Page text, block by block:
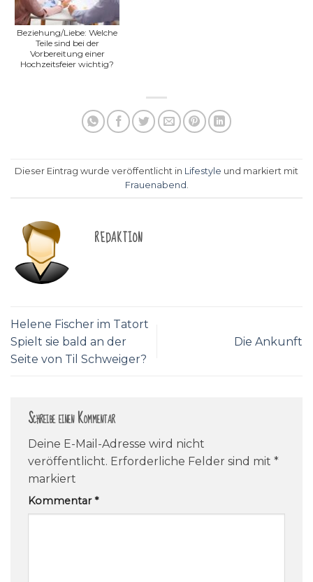
Beziehung/Liebe: Welche
Teile sind bei der
Vorbereitung einer
Hochzeitsfeier wichtig?
Dieser Eintrag wurde veröffentlicht in Lifestyle und markiert mit
Frauenabend
REDAKTION
Helene Fischer im Tatort
Spielt sie bald an der
Seite von Til Schweiger?
Die Ankunft
Schreibe einen Kommentar
Deine E-Mail-Adresse wird nicht
veröffentlicht. Erforderliche Felder sind mit *
markiert
Kommentar*